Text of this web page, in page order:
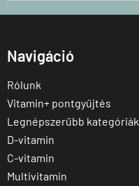
Navigáció
Rólunk
Vitamin+ pontgyűjtés
Legnépszerűbb kategóriák
D-vitamin
C-vitamin
Multivitamin